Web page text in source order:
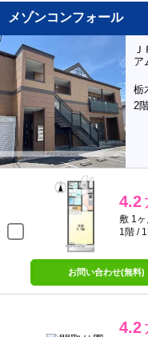
メゾンコンフォール
ア
栃
2
4.2
敷 1ヶ
1階 /
お問い合わせ(無料)
4.2